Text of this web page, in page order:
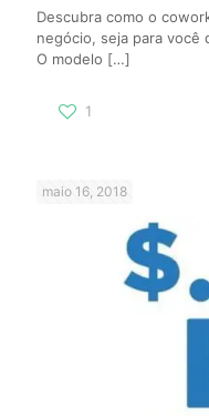
Descubra como o
negócio, seja para você
O modelo […]
1
maio 16, 2018